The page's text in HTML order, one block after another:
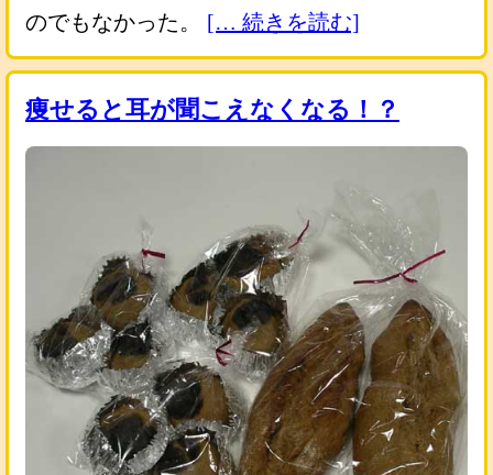
のでもなかった。 [… 続きを読む]
痩せると耳が聞こえなくなる！？